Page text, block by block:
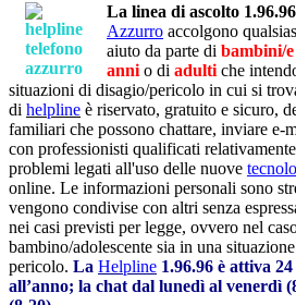
La linea di ascolto 1.96.96
Azzurro accolgono
aiuto da parte di bambini/e
anni o di adulti che
situazioni di disagio/pericolo in cui si
di helpline è riservato, gratuito e sicuro,
familiari che possono chattare, inviare e-
con professionisti qualificati
problemi legati all'uso delle nuove
online. Le informazioni personali sono
vengono condivise con altri senza
nei casi previsti per legge, ovvero nel
bambino/adolescente sia in una
pericolo. La Helpline 1.96.96 è attiva
all’anno; la chat dal lunedì al venerdì